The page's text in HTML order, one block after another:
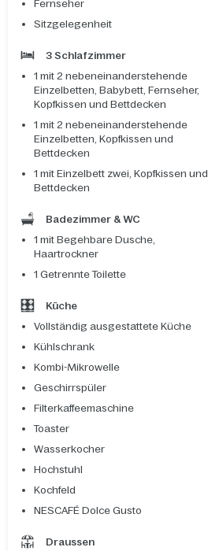
Fernseher
Sitzgelegenheit
3 Schlafzimmer
1 mit 2 nebeneinanderstehende
Einzelbetten, Babybett, Fernseher,
Kopfkissen und Bettdecken
1 mit 2 nebeneinanderstehende
Einzelbetten, Kopfkissen und
Bettdecken
1 mit Einzelbett zwei, Kopfkissen und
Bettdecken
Badezimmer & WC
1 mit Begehbare Dusche,
Haartrockner
1 Getrennte Toilette
Küche
Vollständig ausgestattete Küche
Kühlschrank
Kombi-Mikrowelle
Geschirrspüler
Filterkaffeemaschine
Toaster
Wasserkocher
Hochstuhl
Kochfeld
NESCAFÉ Dolce Gusto
Draussen